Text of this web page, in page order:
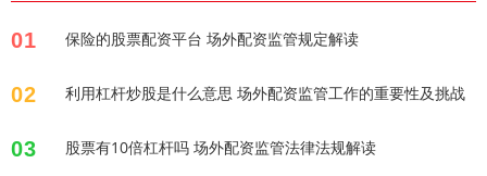
01 保险的股票配资平台 场外配资监管规定解读
02 利用杠杆炒股是什么意思 场外配资监管工作的重要性及挑战
03 股票有10倍杠杆吗 场外配资监管法律法规解读